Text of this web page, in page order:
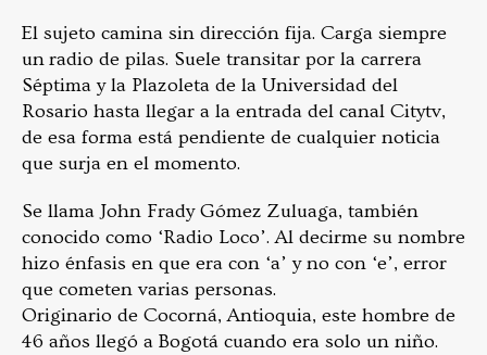
El sujeto camina sin dirección fija. Carga siempre
un radio de pilas. Suele transitar por la carrera
Séptima y la Plazoleta de la Universidad del
Rosario hasta llegar a la entrada del canal Citytv,
de esa forma está pendiente de cualquier noticia
que surja en el momento.
Se llama John Frady Gómez Zuluaga, también
conocido como ‘Radio Loco’. Al decirme su nombre
hizo énfasis en que era con ‘a’ y no con ‘e’, error
que cometen varias personas.
Originario de Cocorná, Antioquia, este hombre de
46 años llegó a Bogotá cuando era solo un niño.